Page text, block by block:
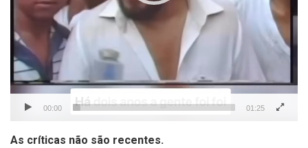
00:00 01:25
As críticas não são recentes.